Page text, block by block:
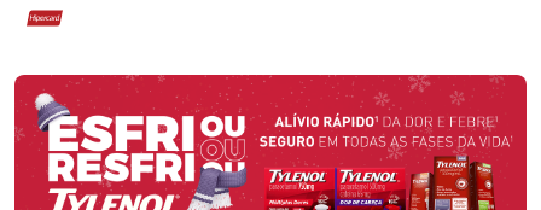
Hipercard
Promoção em Destaque